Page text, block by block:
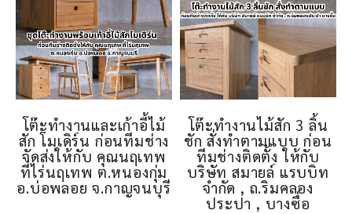
โต๊ะทำงานและเก้าอี้ไม้
สัก โมเดิร์น ก่อนทีมช่าง
จัดส่งให้กับ คุณนฤเทพ
ที่ไร่นฤเทพ ต.หนองกุ่ม
อ.บ่อพลอย จ.กาญจนบุรี
โต๊ะทำงานไม้สัก 3 ลิ้น
ชัก สั่งทำตามแบบ ก่อน
ทีมช่างติดตั้ง ให้กับ
บริษัท สมายล์ แรบบิท
จำกัด , ถ.ริมคลอง
ประปา , บางซื่อ